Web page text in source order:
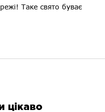
Таке свято буває
цікаво